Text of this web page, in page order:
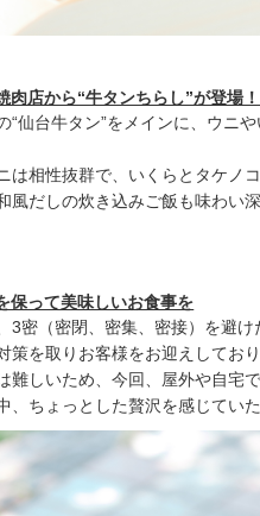
店から“牛タンちらし”が登場！
“仙台牛タン”をメインに、ウニ
は相性抜群で、いくらとタケノ
風だしの炊き込みご飯も味わい
って美味しいお食事を
3密（密閉、密集、密接）を避
策を取りお客様をお迎えしてお
難しいため、今回、屋外や自宅
ちょっとした贅沢を感じてい